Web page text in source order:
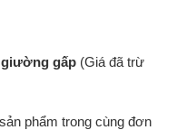
giường gấp (Giá đã trừ
sản phẩm trong cùng đơn